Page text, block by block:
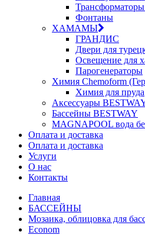
Фонтаны
ХАМАМЫ
ГРАНДИС
Двери для
Освещение для
Парогенераторы
Химия Chemoform
Химия для пруда
Аксессуары
Бассейны BESTWAY
MAGNAPOOL вода
Оплата и доставка
Оплата и доставка
Услуги
О нас
Контакты
Главная
БАССЕЙНЫ
Мозаика, облицовка для
Econom